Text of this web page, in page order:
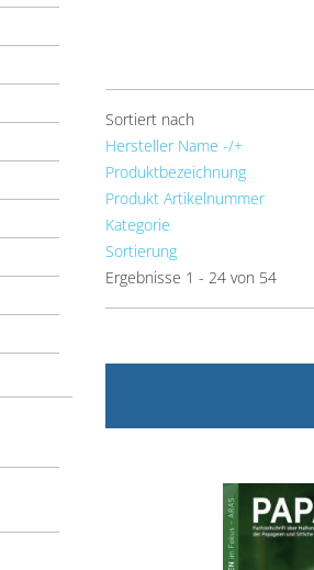
Sortiert nach
Hersteller Name -/+
Produktbezeichnung
Produkt Artikelnummer
Kategorie
Sortierung
Ergebnisse 1 - 24 von 54